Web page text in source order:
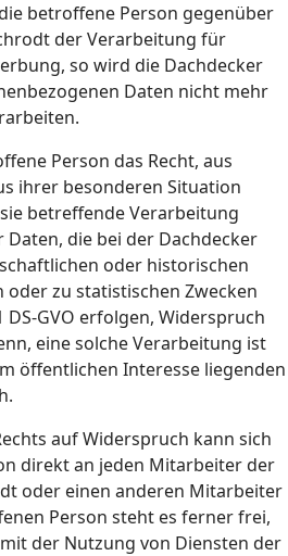
betroffene Person gegenüber
der Verarbeitung für
so wird die Dachdecker
Daten nicht mehr
Person das Recht, aus
ihrer besonderen Situation
betreffende Verarbeitung
die bei der Dachdecker
oder historischen
oder zu statistischen Zwecken
DS-GVO erfolgen, Widerspruch
eine solche Verarbeitung ist
öffentlichen Interesse liegenden
auf Widerspruch kann sich
direkt an jeden Mitarbeiter der
oder einen anderen Mitarbeiter
Person steht es ferner frei,
der Nutzung von Diensten der